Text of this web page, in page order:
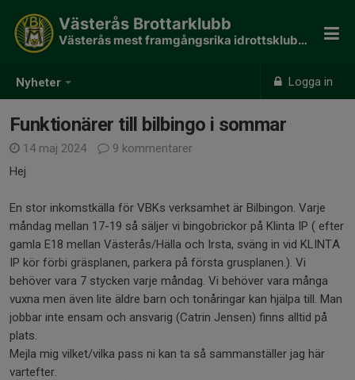
Nyheter Logga in
Västerås Brottarklubb
Västerås mest framgångsrika idrottsklubb - 190 SM guld
Funktionärer till bilbingo i sommar
14 maj 2024
9 kommentarer
Hej
En stor inkomstkälla för VBKs verksamhet är Bilbingon. Varje
måndag mellan 17-19 så säljer vi bingobrickor på Klinta IP ( efter
gamla E18 mellan Västerås/Hälla och Irsta, sväng in vid KLINTA
IP kör förbi gräsplanen, parkera på första grusplanen.). Vi
behöver vara 7 stycken varje måndag. Vi behöver vara många
vuxna men även lite äldre barn och tonåringar kan hjälpa till. Man
jobbar inte ensam och ansvarig (Catrin Jensen) finns alltid på
plats.
Mejla mig vilket/vilka pass ni kan ta så sammanställer jag här
vartefter.